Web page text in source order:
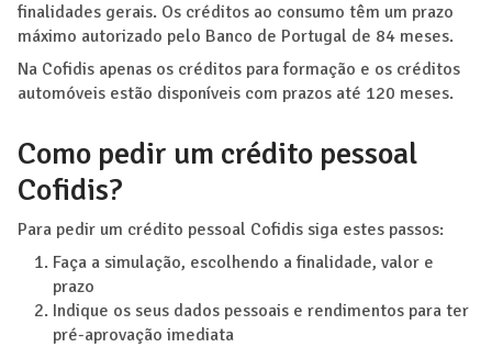
finalidades gerais. Os créditos ao consumo têm um prazo
máximo autorizado pelo Banco de Portugal de 84 meses.
Na Cofidis apenas os créditos para formação e os créditos
automóveis estão disponíveis com prazos até 120 meses.
Como pedir um crédito pessoal
Cofidis?
Para pedir um crédito pessoal Cofidis siga estes passos:
Faça a simulação, escolhendo a finalidade, valor e
prazo
Indique os seus dados pessoais e rendimentos para ter
pré-aprovação imediata